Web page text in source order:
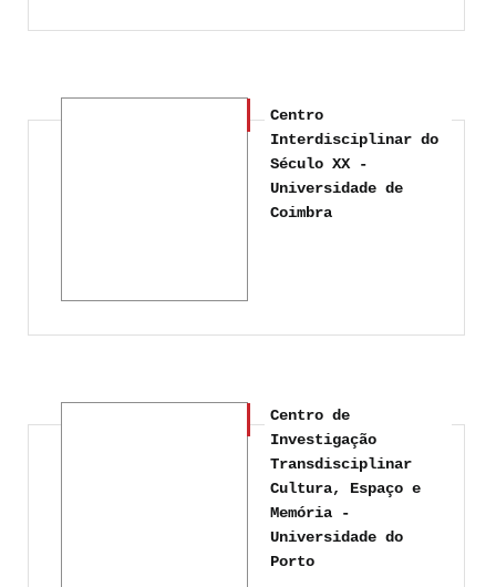
Centro
Interdisciplinar do
Século XX -
Universidade de
Coimbra
Centro de
Investigação
Transdisciplinar
Cultura, Espaço e
Memória -
Universidade do
Porto